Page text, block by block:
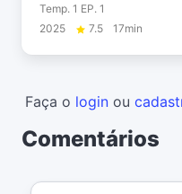
Temp. 1 EP. 1
2025
7.5 17min
Faça o login ou
Comentários